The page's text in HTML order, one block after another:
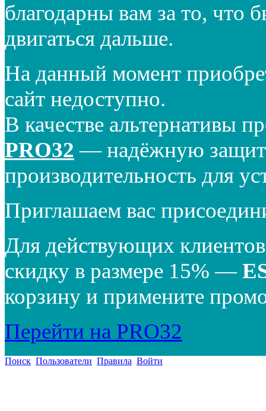
благодарны вам за то, что
двигаться дальше.
На данный момент
сайт недоступно.
В качестве альтернативы
PRO32 — надёжную
производительность для
Приглашаем вас
Для действующих
скидку в размере 15% —
корзину и примените
Перейти на PRO32
Поиск Пользователи Правила Войти